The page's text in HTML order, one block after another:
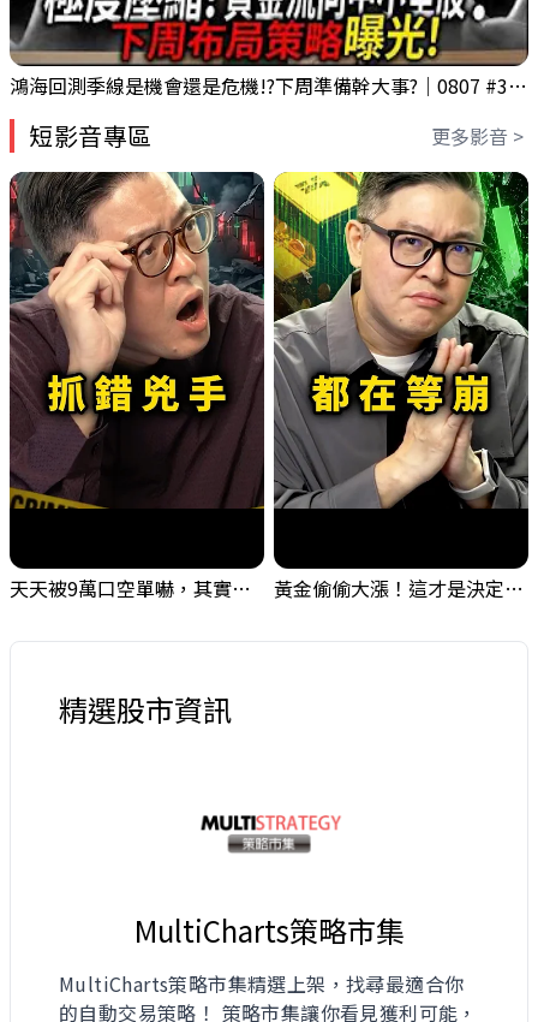
鴻海回測季線是機會還是危機!?下周準備幹大事?｜0807 #3661 #2317 #2317鴻海
短影音專區 更多影音 >
天天被9萬口空單嚇，其實你盯錯地方了｜Mr.Jimmy高志銘 #台股 #外資期貨 #融資 黃金偷偷大漲！這才是決定台股生死的「真風向球」！｜Mr.Jimmy高志銘 #黃金 #美元指數 #聯準會
精選股市資訊
MultiCharts策略市集
MultiCharts策略市集精選上架，找尋最適合你
的自動交易策略！ 策略市集讓你看見獲利可能，